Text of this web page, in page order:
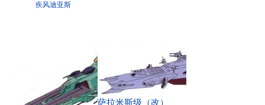
疾风迪亚斯
萨拉米斯级（改）